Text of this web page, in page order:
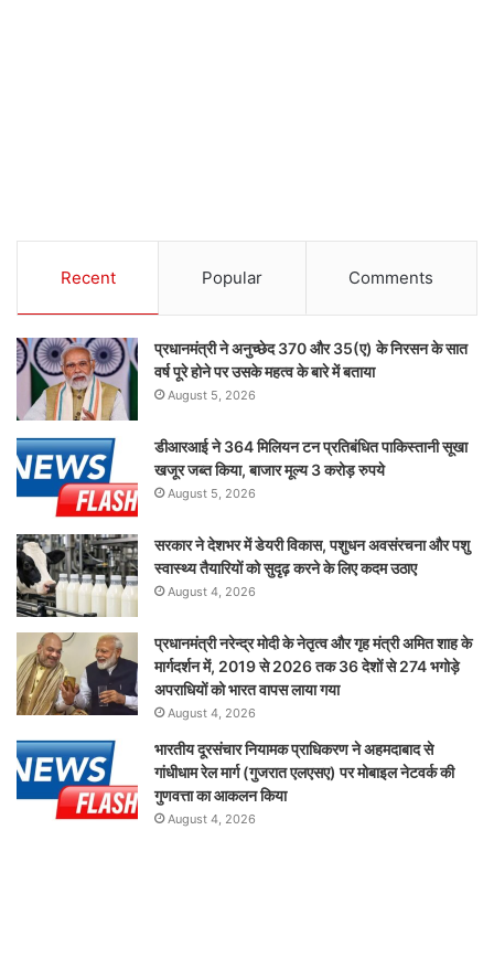
Recent Popular Comments
प्रधानमंत्री ने अनुच्छेद 370 और 35(ए) के निरसन के सात
वर्ष पूरे होने पर उसके महत्व के बारे में बताया
August 5, 2026
डीआरआई ने 364 मिलियन टन प्रतिबंधित पाकिस्तानी सूखा
खजूर जब्त किया, बाजार मूल्य 3 करोड़ रुपये
August 5, 2026
सरकार ने देशभर में डेयरी विकास, पशुधन अवसंरचना और पशु
स्वास्थ्य तैयारियों को सुदृढ़ करने के लिए कदम उठाए
August 4, 2026
प्रधानमंत्री नरेन्द्र मोदी के नेतृत्व और गृह मंत्री अमित शाह के
मार्गदर्शन में, 2019 से 2026 तक 36 देशों से 274 भगोड़े
अपराधियों को भारत वापस लाया गया
August 4, 2026
भारतीय दूरसंचार नियामक प्राधिकरण ने अहमदाबाद से
गांधीधाम रेल मार्ग (गुजरात एलएसए) पर मोबाइल नेटवर्क की
गुणवत्ता का आकलन किया
August 4, 2026